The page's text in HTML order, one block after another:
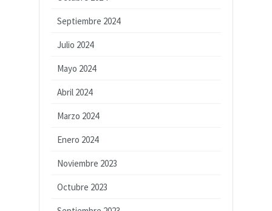
Septiembre 2024
Julio 2024
Mayo 2024
Abril 2024
Marzo 2024
Enero 2024
Noviembre 2023
Octubre 2023